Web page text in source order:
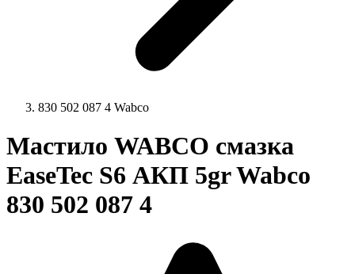
830 502 087 4 Wabco
Мастило WABCO смазка
EaseTec S6 АКП 5gr Wabco
830 502 087 4